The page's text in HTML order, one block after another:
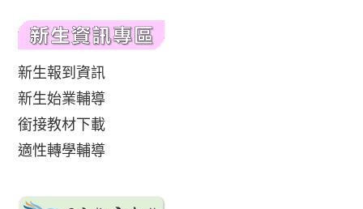
新生報到資訊
新生始業輔導
銜接教材下載
適性轉學輔導